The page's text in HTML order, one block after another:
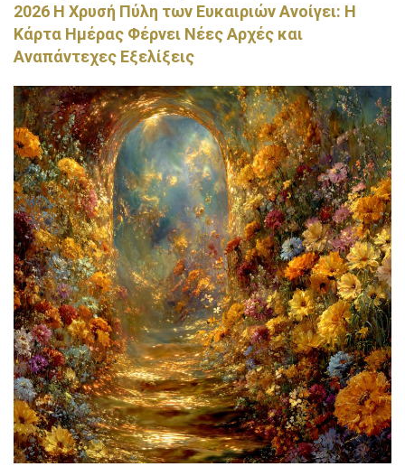
2026 Η Χρυσή Πύλη των Ευκαιριών Ανοίγει: Η
Κάρτα Ημέρας Φέρνει Νέες Αρχές και
Αναπάντεχες Εξελίξεις